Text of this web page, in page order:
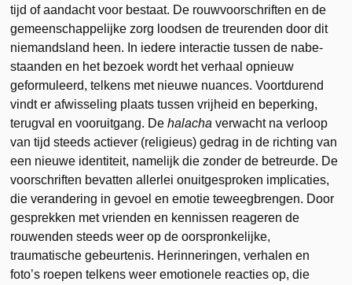
tijd of aandacht voor bestaat. De rouwvoorschriften en de
gemeenschappelijke zorg loodsen de treurenden door dit
niemandsland heen. In iedere interactie tussen de nabe­
staanden en het bezoek wordt het verhaal opnieuw
geformuleerd, telkens met nieuwe nuances. Voortdurend
vindt er afwisseling plaats tussen vrijheid en beperking,
terugval en vooruitgang. Dehalacha verwacht na verloop
van tijd steeds actiever (religieus) gedrag in de richting van
een nieuwe identiteit, namelijk die zonder de betreurde. De
voorschriften bevatten allerlei onuitge­sproken implicaties,
die verandering in gevoel en emotie teweegbrengen. Door
gesprekken met vrienden en kennissen reageren de
rouwenden steeds weer op de oorspronkelijke,
traumatische gebeurtenis. Herinneringen, verhalen en
foto’s roepen telkens weer emotionele reacties op, die